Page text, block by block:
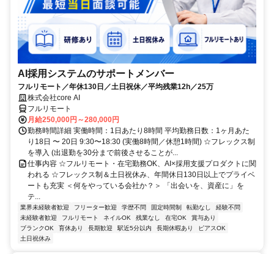
AI採用システムのサポートメンバー
フルリモート／年休130日／土日祝休／平均残業12h／25万
株式会社core AI
フルリモート
月給250,000円～280,000円
勤務時間詳細 実働時間：1日あたり8時間 平均勤務日数：1ヶ月あた
り18日 〜 20日 9:30〜18:30 (実働8時間／休憩1時間) ☆フレックス制
を導入 (出退勤を30分まで前後させることが...
仕事内容 ☆フルリモート・在宅勤務OK、AI×採用支援プロダクトに関
われる ☆フレックス制＆土日祝休み、年間休日130日以上でプライベ
ートも充実 ＜何をやっている会社か？＞ 「出会いを、資産に」を
テ...
業界未経験者歓迎 フリーター歓迎 学歴不問 固定時間制 転勤なし
経験不問
未経験者歓迎
フルリモート ネイルOK 残業なし 在宅OK
賞与あり
ブランクOK
育休あり 長期歓迎 駅近5分以内 長期休暇あり
ピアスOK
土日祝休み